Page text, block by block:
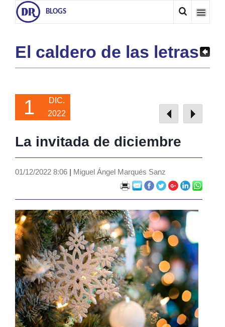
BLOGS
El caldero de las letras
1
DIC.
2022
La invitada de diciembre
01/12/2022 8:06 | Miguel Ángel Marqués Sanz